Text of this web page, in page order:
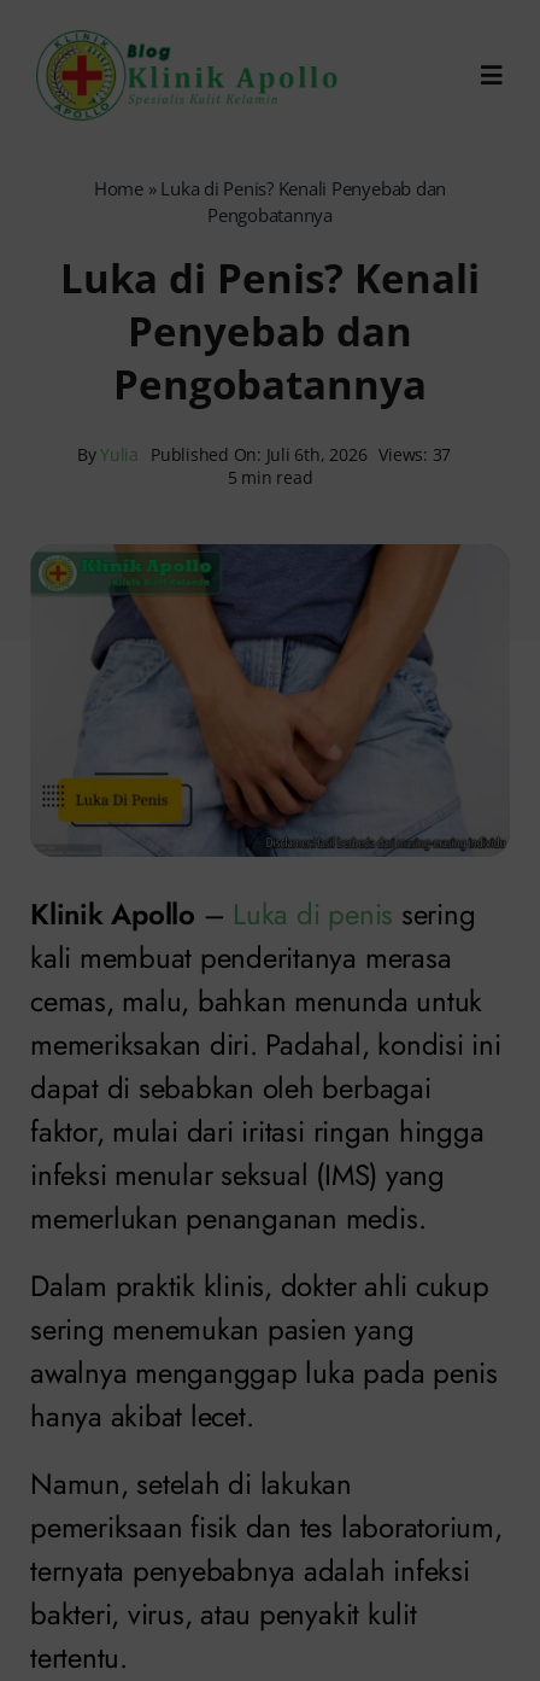
content
Reservasi Online
Home» Luka di Penis? Kenali Penyebab dan
Pengobatannya
Luka di Penis? Kenali
Penyebab dan
Pengobatannya
ByYulia Published On: Juli 6th, 2026 Views: 37
5 min read
Klinik Apollo – Luka di penis sering
kali membuat penderitanya merasa
cemas, malu, bahkan menunda untuk
memeriksakan diri. Padahal, kondisi ini
dapat di sebabkan oleh berbagai
faktor, mulai dari iritasi ringan hingga
infeksi menular seksual (IMS) yang
memerlukan penanganan medis.
Dalam praktik klinis, dokter ahli cukup
sering menemukan pasien yang
awalnya menganggap luka pada penis
hanya akibat lecet.
Namun, setelah di lakukan
pemeriksaan fisik dan tes laboratorium,
ternyata penyebabnya adalah infeksi
bakteri, virus, atau penyakit kulit
tertentu.